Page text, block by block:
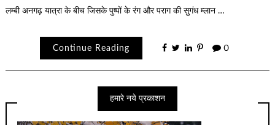
लम्बी अनगढ़ यात्रा के बीच जिसके पुष्पों के रंग और पराग की सुगंध म्लान …
Continue Reading 0
हमारे नये प्रकाशन